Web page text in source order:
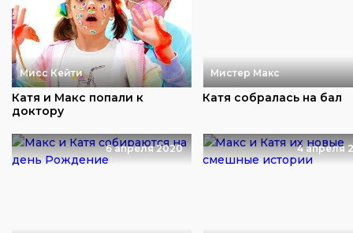
Мисс Кейти
Катя и Макс попали к
доктору
Мистер Макс
Катя собралась на бал
6 апреля 2020 4 апреля